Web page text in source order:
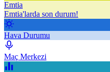
Emtia
Emtia'larda son durum!
Hava Durumu
Maç Merkezi